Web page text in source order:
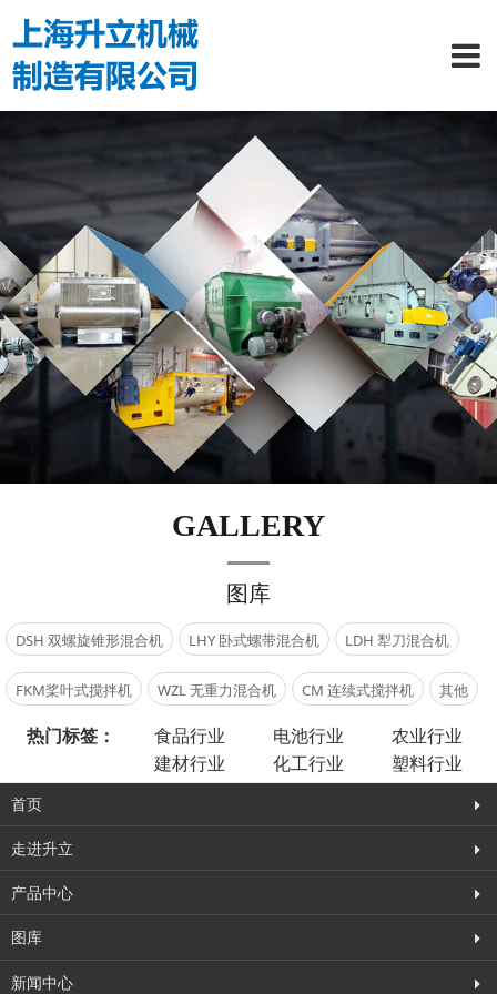
GALLERY
图库
DSH 双螺旋锥形混合机 LHY 卧式螺带混合机 LDH 犁刀混合机
FKM桨叶式搅拌机 WZL 无重力混合机 CM 连续式搅拌机 其他
热门标签： 食品行业 电池行业
农业行业
建材行业
化工行业 塑料行业
首页
走进升立
产品中心
图库
新闻中心